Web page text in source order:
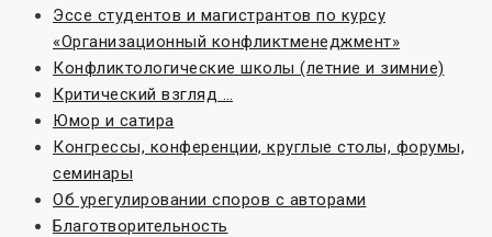
Эссе студентов и магистрантов по курсу
«Организационный конфликтменеджмент»
Конфликтологические школы (летние и зимние)
Критический взгляд …
Юмор и сатира
Конгрессы, конференции, круглые столы, форумы,
семинары
Об урегулировании споров с авторами
Благотворительность